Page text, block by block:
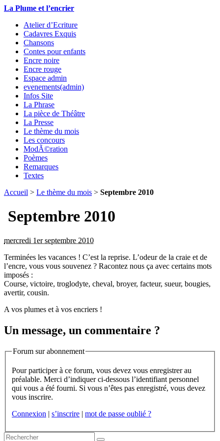
La Plume et l’encrier
Atelier d’Ecriture
Cadavres Exquis
Chansons
Contes pour enfants
Encre noire
Encre rouge
Espace admin
evenements(admin)
Infos Site
La Phrase
La pièce de Théâtre
La Presse
Le thème du mois
Les concours
ModÃ©ration
Poèmes
Remarques
Textes
Accueil > Le thème du mois > Septembre 2010
Septembre 2010
mercredi 1er septembre 2010
Terminées les vacances ! C’est la reprise. L’odeur de la craie et de
l’encre, vous vous souvenez ? Racontez nous ça avec certains mots
imposés :
Course, victoire, troglodyte, cheval, broyer, facteur, sueur, bougies,
avertir, cousin.
A vos plumes et à vos encriers !
Un message, un commentaire ?
Forum sur abonnement
Pour participer à ce forum, vous devez vous enregistrer au
préalable. Merci d’indiquer ci-dessous l’identifiant personnel
qui vous a été fourni. Si vous n’êtes pas enregistré, vous devez
vous inscrire.
Connexion | s’inscrire | mot de passe oublié ?